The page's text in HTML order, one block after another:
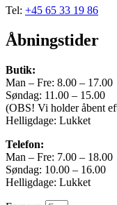
Topfart
232 km/h
1183 kg
Airbags
6
Totalvægt
1635 kg
Tel: +45 65 33 19 86
Åbningstider
Butik:
Man – Fre: 8.00 – 17.00
Søndag: 11.00 – 15.00
(OBS! Vi holder åbent
Helligdage: Lukket
Telefon:
Man – Fre: 7.00 – 18.00
Søndag: 10.00 – 16.00
Helligdage: Lukket